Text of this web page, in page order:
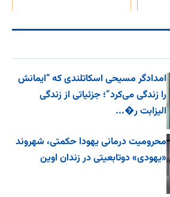
امدادگر مسیحی اسکاتلندی که “ایمانش
را زندگی می‌کرد”؛ جزئیاتی از زندگی
الیزابت ر�...
محرومیت درمانی یهودا حکمتی، شهروند
«یهودی» دوتابعیتی در زندان اوین